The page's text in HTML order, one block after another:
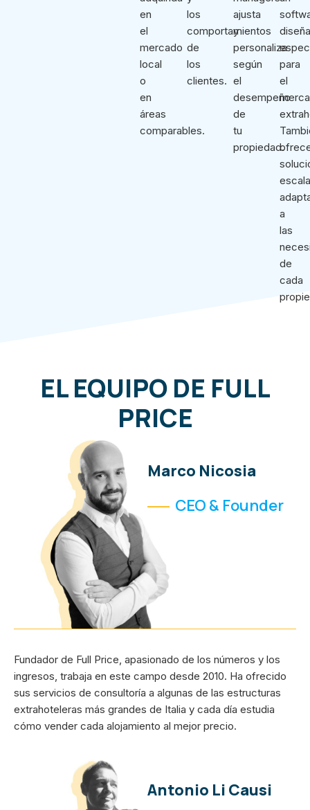
en
el
mercado
local
o
en
áreas
comparables.
los
comportamientos
de
los
clientes.
ajusta
y
personaliza
según
el
desempeño
de
tu
propiedad.
para
el
a
las
de
cada
EL EQUIPO DE FULL
PRICE
Marco Nicosia
CEO & Founder
Fundador de Full Price, apasionado de los números y los
ingresos, trabaja en este campo desde 2010. Ha ofrecido
sus servicios de consultoría a algunas de las estructuras
extrahoteleras más grandes de Italia y cada día estudia
cómo vender cada alojamiento al mejor precio.
Antonio Li Causi